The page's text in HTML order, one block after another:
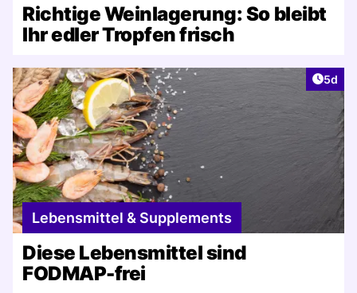
Richtige Weinlagerung: So bleibt
Ihr edler Tropfen frisch
5d
Lebensmittel & Supplements
Diese Lebensmittel sind
FODMAP-frei